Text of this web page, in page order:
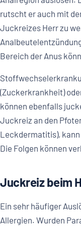
rutscht er auch mit
Juckreizes Herr zu
Bereich der Anus
(Zuckerkrankheit)
können ebenfalls
Juckreiz an den
Leckdermatitis),
Die Folgen können
Juckreiz beim
Ein sehr häufiger
Allergien. Wurden